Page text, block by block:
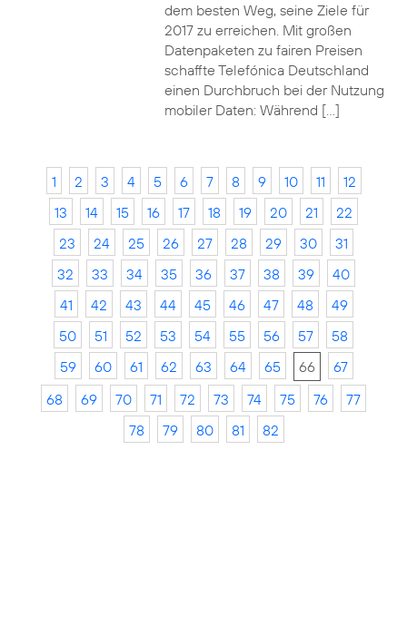
dem besten Weg, seine Ziele für
2017 zu erreichen. Mit großen
Datenpaketen zu fairen Preisen
schaffte Telefónica Deutschland
einen Durchbruch bei der Nutzung
mobiler Daten: Während […]
1 2 3 4 5 6 7 8 9 10 11
12
13
14 15 16 17 18 19 20 21
22
23
24 25 26 27 28 29 30
31
32
33 34 35 36 37 38 39
40
41
42 43 44 45 46 47 48
49
50
51 52 53 54 55 56 57
58
59
60 61 62 63 64 65 66
67
68
69 70 71 72 73 74 75 76
77
78
79 80 81 82